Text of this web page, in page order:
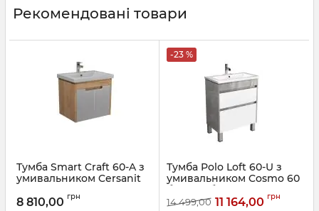
Рекомендовані товари
Тумба Smart Craft 60-A з
умивальником Cersanit
Артикул:00-0008069
8 810,00 грн
-23 %
Тумба Polo Loft 60-U з
умивальником Cosmo 60
бетон з білим
Артикул:00-0008081
14 499,00 11 164,00 грн